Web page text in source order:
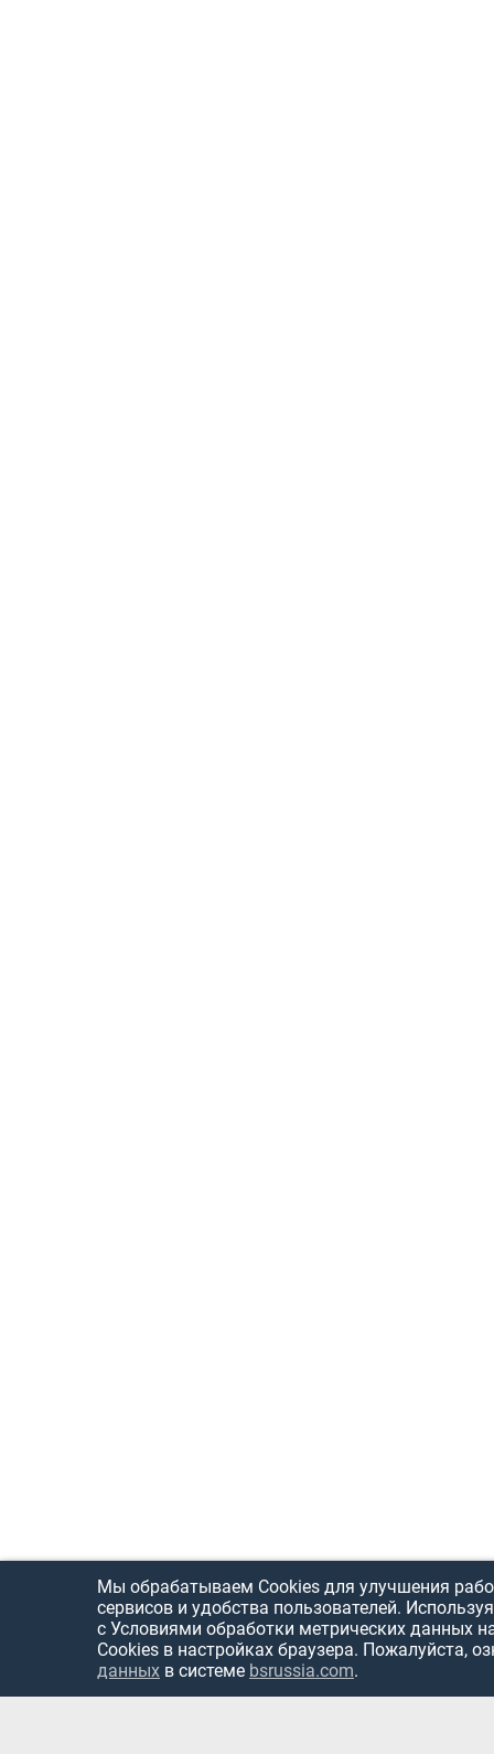
Мы обрабатываем Cookies для улучшения
сервисов и удобства пользователей.
с Условиями обработки метрических данных
Cookies в настройках браузера. Пожалуйста,
данных в системе bsrussia.com.